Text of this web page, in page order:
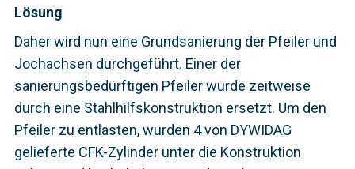
Lösung
Daher wird nun eine Grundsanierung der Pfeiler und
Jochachsen durchgeführt. Einer der
sanierungsbedürftigen Pfeiler wurde zeitweise
durch eine Stahlhilfskonstruktion ersetzt. Um den
Pfeiler zu entlasten, wurden 4 von DYWIDAG
gelieferte CFK-Zylinder unter die Konstruktion